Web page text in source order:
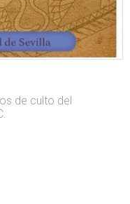
de culto del